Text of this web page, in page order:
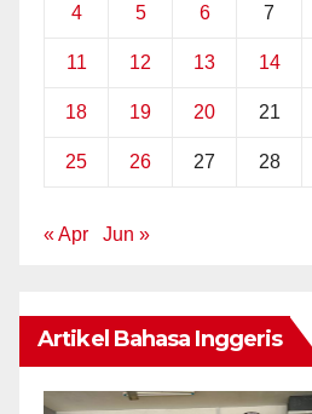
4 5 6 7
11 12 13 14
18 19 20 21
25 26 27 28
« Apr Jun »
Artikel Bahasa Inggeris